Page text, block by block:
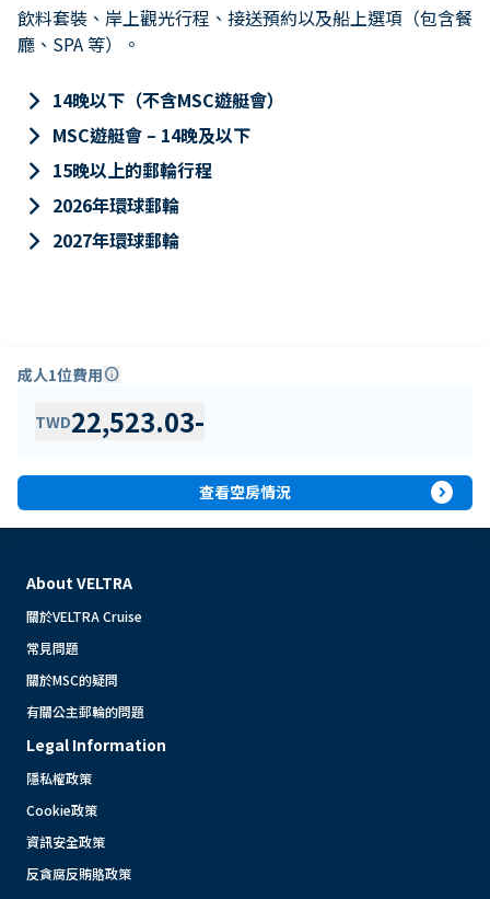
飲料套裝、岸上觀光行程、接送預約以及船上選項（包含餐
廳、SPA 等）。
keyboard_arrow_right 14晚以下（不含MSC遊艇會）
keyboard_arrow_right MSC遊艇會 – 14晚及以下
keyboard_arrow_right 15晚以上的郵輪行程
keyboard_arrow_right 2026年環球郵輪
keyboard_arrow_right 2027年環球郵輪
成人1位費用info
TWD22,523.03-
查看空房情況 expand_circle_right
About VELTRA
關於VELTRA Cruise
常見問題
關於MSC的疑問
有關公主郵輪的問題
Legal Information
隱私權政策
Cookie政策
資訊安全政策
反貪腐反賄賂政策